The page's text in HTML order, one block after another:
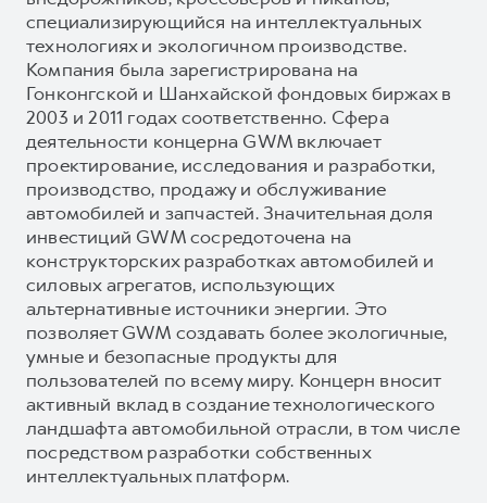
специализирующийся на интеллектуальных
технологиях и экологичном производстве.
Компания была зарегистрирована на
Гонконгской и Шанхайской фондовых биржах в
2003 и 2011 годах соответственно. Сфера
деятельности концерна GWM включает
проектирование, исследования и разработки,
производство, продажу и обслуживание
автомобилей и запчастей. Значительная доля
инвестиций GWM сосредоточена на
конструкторских разработках автомобилей и
силовых агрегатов, использующих
альтернативные источники энергии. Это
позволяет GWM создавать более экологичные,
умные и безопасные продукты для
пользователей по всему миру. Концерн вносит
активный вклад в создание технологического
ландшафта автомобильной отрасли, в том числе
посредством разработки собственных
интеллектуальных платформ.